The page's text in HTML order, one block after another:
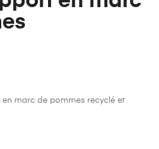
marc de pommes recyclé et